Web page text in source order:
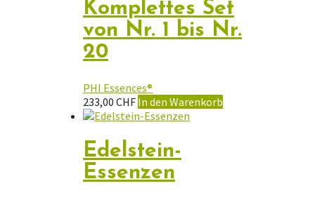
können
auf
der
Komplettes Set
von Nr. 1 bis Nr.
20
PHI Essences®
233,00 CHF In den Warenkorb
Edelstein-
Essenzen